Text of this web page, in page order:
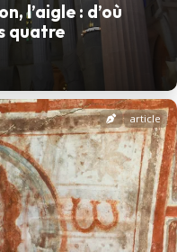
l’aigle : d’où
quatre
article